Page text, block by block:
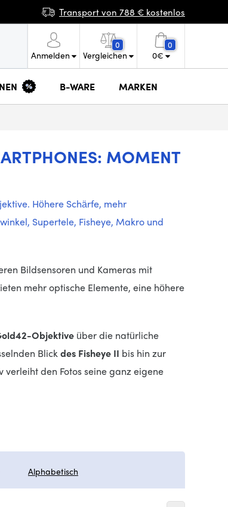
Transport von 788 € kostenlos
Anmelden
0
Vergleichen
0
0€
B-WARE MARKEN
MOMENT
Höhere Schärfe, mehr
Supertele, Fisheye, Makro und
Bildsensoren und Kameras mit
mehr optische Elemente, eine höhere
Objektive über die natürliche
Blickdes Fisheye II bis hin zur
verleiht den Fotos seine ganz eigene
Alphabetisch